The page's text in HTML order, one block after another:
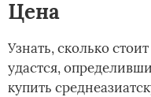
Цена
Узнать, сколько
удастся,
купить